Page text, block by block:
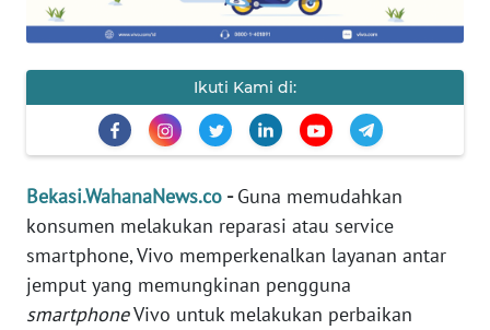
Ikuti Kami di:
Bekasi.WahanaNews.co -Guna memudahkan
konsumen melakukan reparasi atau service
smartphone, Vivo memperkenalkan layanan antar
jemput yang memungkinan pengguna
smartphoneVivo untuk melakukan perbaikan
KONTAK
KAMI
PEDOMAN
SIBER